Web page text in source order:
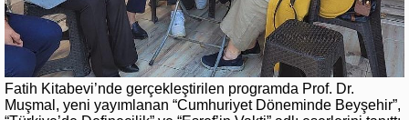
Fatih Kitabevi’nde gerçekleştirilen programda Prof. Dr.
Muşmal, yeni yayımlanan “Cumhuriyet Döneminde Beyşehir”,